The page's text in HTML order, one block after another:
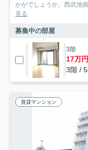
かがでしょうか。西武池
見る
募集中の部屋
3階
17万円
3階 /
賃貸マンション